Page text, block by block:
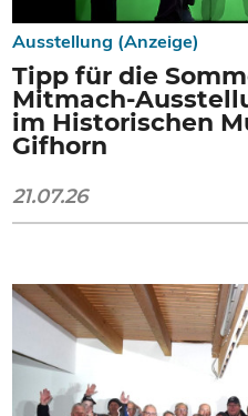
Ausstellung (Anzeige)
Tipp für die
Mitmach-
im Historischen
Gifhorn
21.07.26